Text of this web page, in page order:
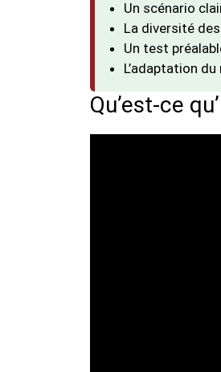
Un scénario
La diversité
Un test
L’adaptation
Qu’est-ce